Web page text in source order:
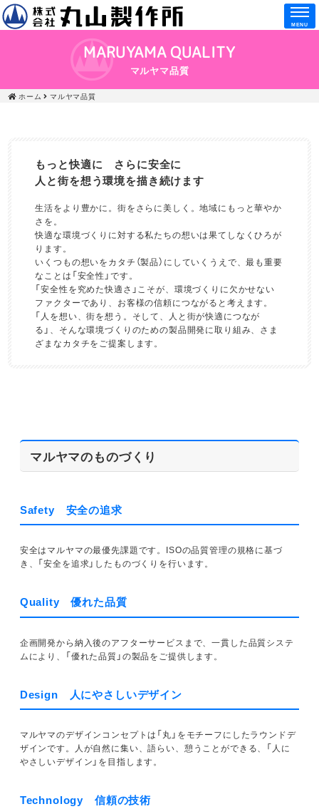
MENU
MARUYAMA QUALITY
マルヤマ品質
ホーム マルヤマ品質
もっと快適に さらに安全に
人と街を想う環境を描き続けます
生活をより豊かに。街をさらに美しく。地域にもっと華やか
さを。
快適な環境づくりに対する私たちの想いは果てしなくひろが
ります。
いくつもの想いをカタチ（製品）にしていくうえで、最も重要
なことは「安全性」です。
「安全性を究めた快適さ」こそが、環境づくりに欠かせない
ファクターであり、お客様の信頼につながると考えます。
「人を想い、街を想う。そして、人と街が快適につなが
る」、そんな環境づくりのための製品開発に取り組み、さま
ざまなカタチをご提案します。
マルヤマのものづくり
Safety 安全の追求
安全はマルヤマの最優先課題です。ISOの品質管理の規格に基づ
き、「安全を追求」したものづくりを行います。
Quality 優れた品質
企画開発から納入後のアフターサービスまで、一貫した品質システ
ムにより、「優れた品質」の製品をご提供します。
Design 人にやさしいデザイン
マルヤマのデザインコンセプトは「丸」をモチーフにしたラウンドデ
ザインです。人が自然に集い、語らい、憩うことができる、「人に
やさしいデザイン」を目指します。
Technology 信頼の技術